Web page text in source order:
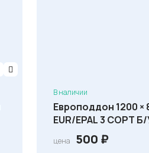
В наличии
Европоддон 1200 ×
EUR/EPAL 3 СОРТ
цена 500 ₽